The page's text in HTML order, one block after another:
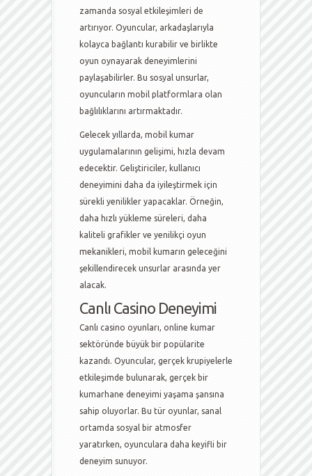
zamanda sosyal etkileşimleri de
artırıyor. Oyuncular, arkadaşlarıyla
kolayca bağlantı kurabilir ve birlikte
oyun oynayarak deneyimlerini
paylaşabilirler. Bu sosyal unsurlar,
oyuncuların mobil platformlara olan
bağlılıklarını artırmaktadır.
Gelecek yıllarda, mobil kumar
uygulamalarının gelişimi, hızla devam
edecektir. Geliştiriciler, kullanıcı
deneyimini daha da iyileştirmek için
sürekli yenilikler yapacaklar. Örneğin,
daha hızlı yükleme süreleri, daha
kaliteli grafikler ve yenilikçi oyun
mekanikleri, mobil kumarın geleceğini
şekillendirecek unsurlar arasında yer
alacak.
Canlı Casino Deneyimi
Canlı casino oyunları, online kumar
sektöründe büyük bir popülarite
kazandı. Oyuncular, gerçek krupiyelerle
etkileşimde bulunarak, gerçek bir
kumarhane deneyimi yaşama şansına
sahip oluyorlar. Bu tür oyunlar, sanal
ortamda sosyal bir atmosfer
yaratırken, oyunculara daha keyifli bir
deneyim sunuyor.